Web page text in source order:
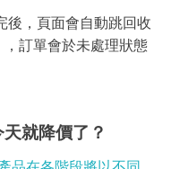
後，頁面會自動跳回收
訂單會於未處理狀態
就降價了？